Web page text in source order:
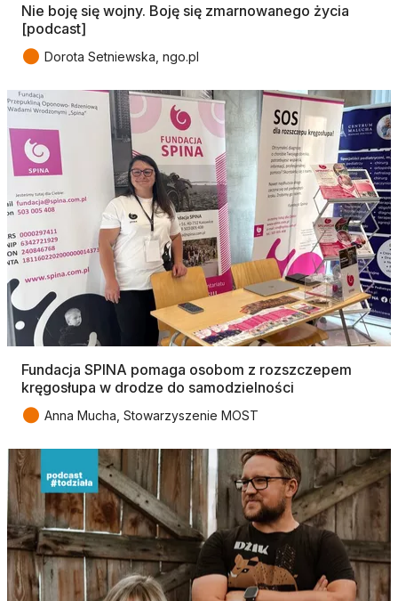
Nie boję się wojny. Boję się zmarnowanego życia
[podcast]
● Dorota Setniewska, ngo.pl
Fundacja SPINA pomaga osobom z rozszczepem
kręgosłupa w drodze do samodzielności
● Anna Mucha, Stowarzyszenie MOST